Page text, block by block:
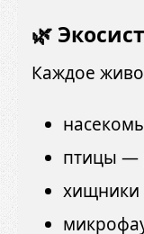
🌿
Каждое
птицы —
хищники